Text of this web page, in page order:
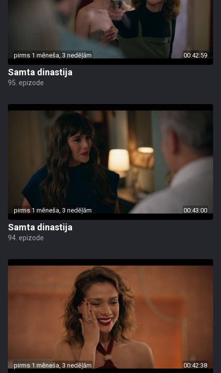
pirms 1 mēneša, 3 nedēļām 00:42:59
Samta dinastija
95. epizode
pirms 1 mēneša, 3 nedēļām 00:43:00
Samta dinastija
94. epizode
pirms 1 mēneša, 3 nedēļām 00:42:38